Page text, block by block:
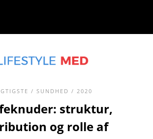
/ SUNDHED / 2020
struktur,
og rolle af